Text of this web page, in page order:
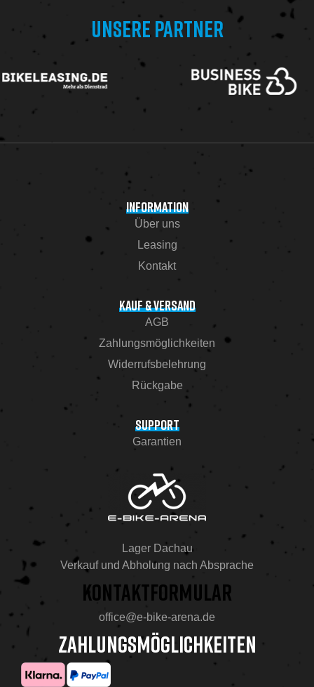
UNSERE PARTNER
INFORMATION
Über uns
Leasing
Kontakt
KAUF & VERSAND
AGB
Zahlungsmöglichkeiten
Widerrufsbelehrung
Rückgabe
SUPPORT
Garantien
Lager Dachau
Verkauf und Abholung nach Absprache
KONTAKTFORMULAR
office@e-bike-arena.de
ZAHLUNGSMÖGLICHKEITEN